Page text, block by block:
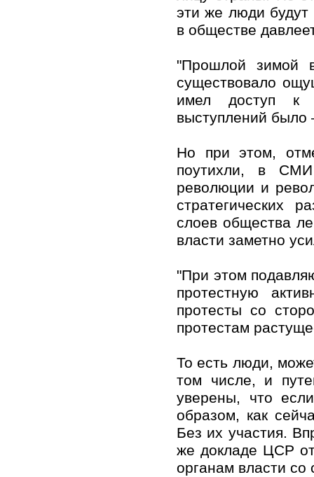
эти же люди будут
в обществе
"Прошлой зимой
существовало
имел доступ к
выступлений
Но при этом,
поутихли, в СМИ
революции и
стратегических
слоев общества
власти заметно
"При этом
протестную
протесты со
протестам
То есть люди,
том числе, и
уверены, что
образом, как
Без их участия.
же докладе ЦСР
органам власти со